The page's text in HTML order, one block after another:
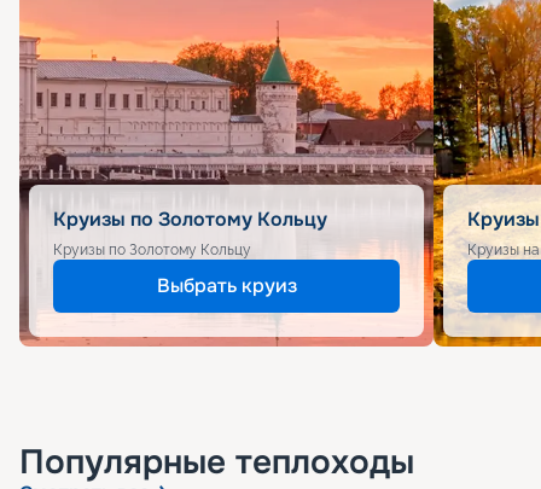
Круизы по Золотому Кольцу
Круизы по Золотому Кольцу
Выбрать круиз
Круизы
Популярные теплоходы